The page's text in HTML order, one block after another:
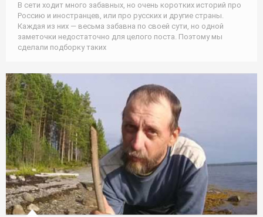
В сети ходит много забавных, но очень коротких историй про
Россию и иностранцев, или про русских и другие страны.
Каждая из них — весьма забавна по своей сути, но одной
заметочки недостаточно для целого поста. Поэтому мы
сделали подборку таких